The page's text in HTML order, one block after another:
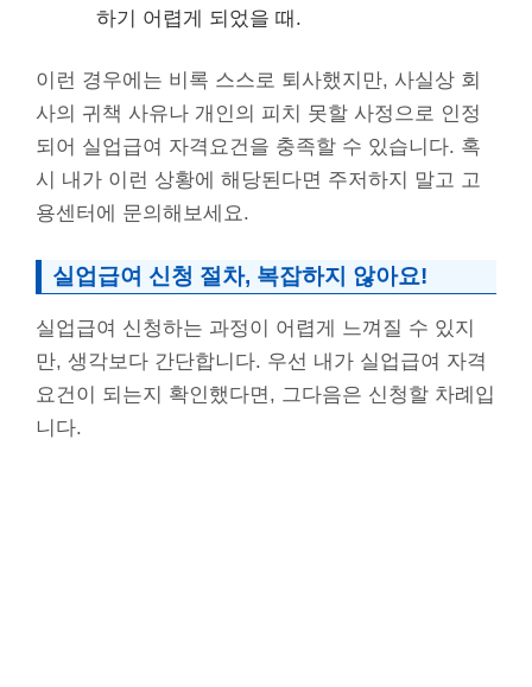
하기 어렵게 되었을 때.
이런 경우에는 비록 스스로 퇴사했지만, 사실상 회
사의 귀책 사유나 개인의 피치 못할 사정으로 인정
되어 실업급여 자격요건을 충족할 수 있습니다. 혹
시 내가 이런 상황에 해당된다면 주저하지 말고 고
용센터에 문의해보세요.
실업급여 신청 절차, 복잡하지 않아요!
실업급여 신청하는 과정이 어렵게 느껴질 수 있지
만, 생각보다 간단합니다. 우선 내가 실업급여 자격
요건이 되는지 확인했다면, 그다음은 신청할 차례입
니다.